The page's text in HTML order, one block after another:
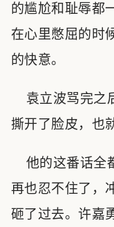
的尴尬和耻辱都
在心里憋屈的时
的快意。
袁立波骂完之
撕开了脸皮，也
他的这番话全
再也忍不住了，
砸了过去。许嘉